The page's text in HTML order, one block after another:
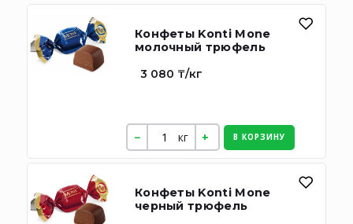
Конфеты Konti Mone
молочный трюфель
3 080 ₸/кг
кг В КОРЗИНУ
Конфеты Konti Mone
черный трюфель